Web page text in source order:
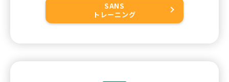
SANS
トレーニング